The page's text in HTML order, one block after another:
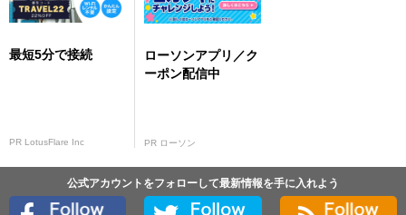
最短5分で接続
PR LotusFlare Inc
ローソンアプリ／ク
ーポン配信中
PR ローソン
公式アカウントをフォローして最新情報を手に入れよう